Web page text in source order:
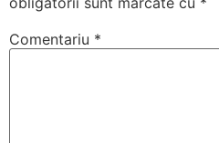
Comentariu *